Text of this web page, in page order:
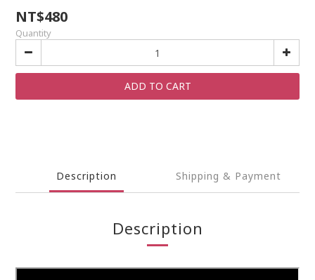
NT$480
Quantity
ADD TO CART
Description Shipping & Payment
Description